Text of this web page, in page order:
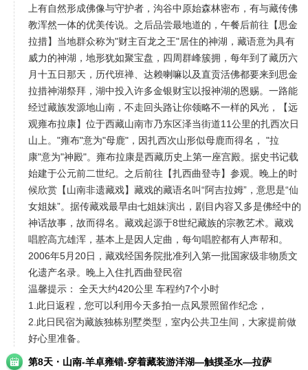
上有自然形成佛像与守护者，沟谷中原始森林密布，有与藏传佛
教浑然一体的优美传说。之后品尝最地道的，午餐后前往【思金
拉措】当地群众称为"财主百龙之王"居住的神湖，藏语意为具有
威力的神湖，地形犹如聚宝盘，四周群峰簇拥，每年到了藏历六
月十五日那天，历代班禅、达赖喇嘛以及直贡活佛都要来到思金
拉措神湖祭拜，湖中投入许多金银财宝以报神湖的恩赐。一路能
经过藏族发源地山南，不走回头路让你领略不一样的风光，【远
观雍布拉康】位于西藏山南市乃东区泽当街道11公里的扎西次日
山上。"雍布"意为"母鹿"，因扎西次山形似母鹿而得名， "拉
康"意为"神殿"。雍布拉康是西藏历史上第一座宫殿。据史书记载
始建于公元前二世纪。之后前往【扎西曲登寺】参观。晚上的时
候欣赏【山南非遗藏戏】藏戏的藏语名叫“阿吉拉姆”，意思是“仙
女姐妹”。据传藏戏最早由七姐妹演出，剧目内容又多是佛经中的
神话故事，故而得名。藏戏起源于8世纪藏族的宗教艺术。藏戏
唱腔高亢雄浑，基本上是因人定曲，每句唱腔都有人声帮和。
2006年5月20日，藏戏经国务院批准列入第一批国家级非物质文
化遗产名录。晚上入住扎西曲登民宿
温馨提示： 全天大约420公里 车程约7个小时
1.此日返程，您可以利用今天多拍一点风景照留作纪念，
2.此日民宿为藏族独栋别墅类型，室内公共卫生间，大家提前做
好心里准备。
第8天 · 山南-羊卓雍错-穿着藏装游洋湖—触摸圣水—拉萨